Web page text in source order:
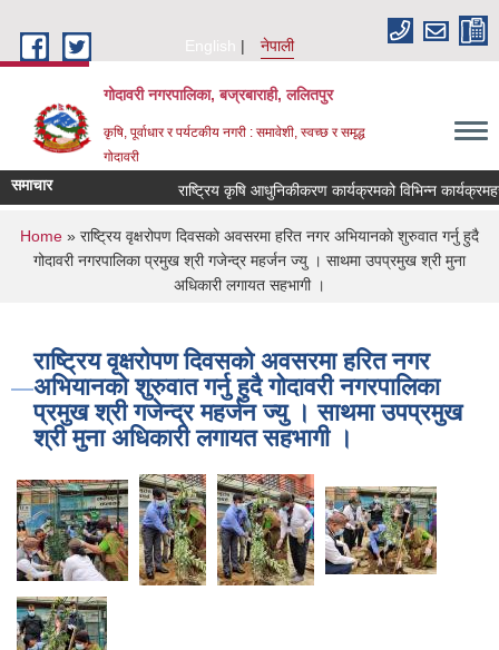
English
नेपाली
गोदावरी नगरपालिका, बज्रबाराही, ललितपुर
कृषि, पूर्वाधार र पर्यटकीय नगरी : समावेशी, स्वच्छ र समृद्ध
गोदावरी
समाचार
You are here
Home » राष्ट्रिय वृक्षरोपण दिवसकाे अवसरमा हरित नगर अभियानकाे शुरुवात गर्नु हुदै
गोदावरी नगरपालिका प्रमुख श्री गजेन्द्र महर्जन ज्यु । साथमा उपप्रमुख श्री मुना
अधिकारी लगायत सहभागी ।
राष्ट्रिय वृक्षरोपण दिवसकाे अवसरमा हरित नगर
अभियानकाे शुरुवात गर्नु हुदै गोदावरी नगरपालिका
प्रमुख श्री गजेन्द्र महर्जन ज्यु । साथमा उपप्रमुख
श्री मुना अधिकारी लगायत सहभागी ।